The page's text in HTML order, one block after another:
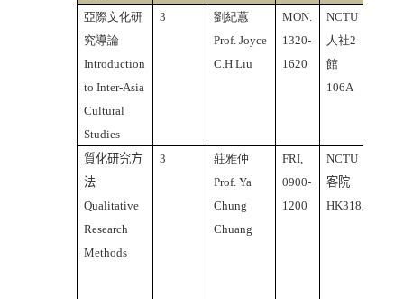
亞際文化研
究導論
Introduction
to Inter-Asia
Cultural
Studies
3
劉紀蕙
Prof. Joyce
C.H Liu
MON.
1320-
1620
NCTU
人社2
館
106A
質化研究方
法
Qualitative
Research
Methods
3
莊雅仲
Prof. Ya
Chung
Chuang
FRI,
0900-
1200
NCTU
客院
HK318,